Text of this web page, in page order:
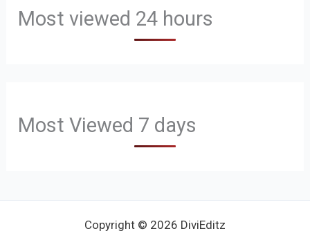
Most viewed 24 hours
Most Viewed 7 days
Copyright © 2026 DiviEditz